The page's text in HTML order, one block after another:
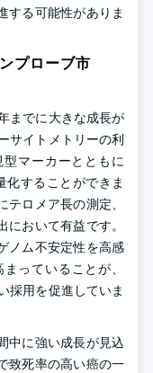
する可能性がありま
プローブ市
までに大きな成長が
サイトメトリーの利
型マーカーとともに
化することができま
ロメア長の測定、
おいて有益です。
ノム不安定性を高感
っていることが、
採用を促進していま
中に強い成長が見込
致死率の高い癌の一